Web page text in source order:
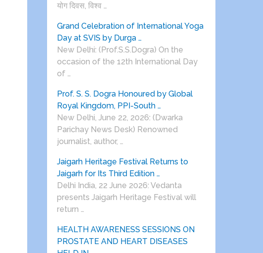
योग दिवस, विश्व …
Grand Celebration of International Yoga
Day at SVIS by Durga …
New Delhi: (Prof.S.S.Dogra) On the
occasion of the 12th International Day
of …
Prof. S. S. Dogra Honoured by Global
Royal Kingdom, PPI-South …
New Delhi, June 22, 2026: (Dwarka
Parichay News Desk) Renowned
journalist, author, …
Jaigarh Heritage Festival Returns to
Jaigarh for Its Third Edition …
Delhi India, 22 June 2026: Vedanta
presents Jaigarh Heritage Festival will
return …
HEALTH AWARENESS SESSIONS ON
PROSTATE AND HEART DISEASES